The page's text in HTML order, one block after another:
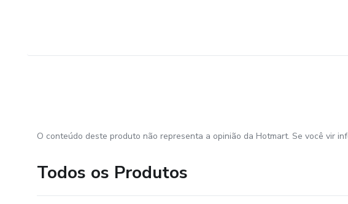
O conteúdo deste produto não representa a opinião da Hotmart. Se você vir
Todos os Produtos